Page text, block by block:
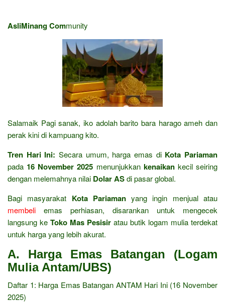
AsliMinang Community
Salamaik Pagi sanak, iko adolah barito bara harago ameh dan
perak kini di kampuang kito.
Tren Hari Ini: Secara umum, harga emas di Kota Pariaman
pada 16 November 2025 menunjukkan kenaikankecil seiring
dengan melemahnya nilai Dolar ASdi pasar global.
Bagi masyarakat Kota Pariamanyang ingin menjual atau
membeli emas perhiasan, disarankan untuk mengecek
langsung ke Toko Mas Pesisir atau butik logam mulia terdekat
untuk harga yang lebih akurat.
A. Harga Emas Batangan (Logam
Mulia Antam/UBS)
Daftar 1: Harga Emas Batangan ANTAM Hari Ini (16 November
2025)